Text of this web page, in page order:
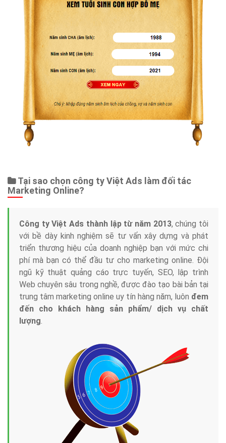
Tại sao chọn công ty Việt Ads làm đối tác
Marketing Online?
Công ty Việt Ads thành lập từ năm 2013, chúng tôi
với bề dày kinh nghiệm sẽ tư vấn xây dựng và phát
triển thương hiệu của doanh nghiệp bạn với mức chi
phí mà bạn có thể đầu tư cho marketing online. Đội
ngũ kỹ thuật quảng cáo trực tuyến, SEO, lập trình
Web chuyên sâu trong nghề, được đào tạo bài bản tại
trung tâm marketing online uy tín hàng năm, luôn đem
đến cho khách hàng sản phẩm/ dịch vụ chất
lượng.